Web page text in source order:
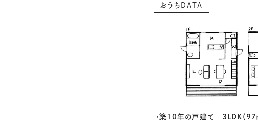
おうちDATA
・築10年の戸建て 3LDK（97